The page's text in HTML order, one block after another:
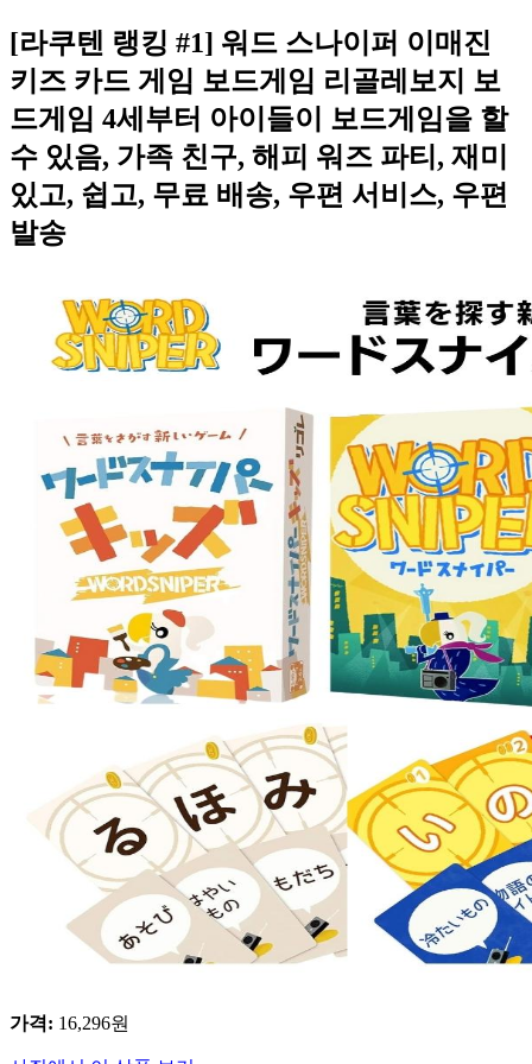
[라쿠텐 랭킹 #1] 워드 스나이퍼 이매진
키즈 카드 게임 보드게임 리골레보지 보
드게임 4세부터 아이들이 보드게임을 할
수 있음, 가족 친구, 해피 워즈 파티, 재미
있고, 쉽고, 무료 배송, 우편 서비스, 우편
발송
가격: 16,296원